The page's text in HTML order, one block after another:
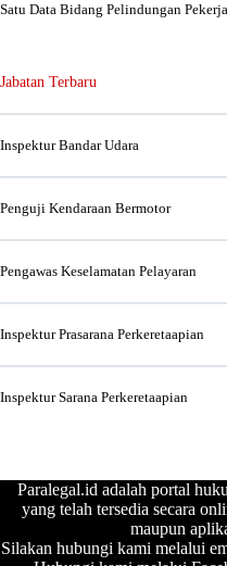
Satu Data Bidang Pelindungan
Jabatan Terbaru
Inspektur Bandar Udara
Penguji Kendaraan Bermotor
Pengawas Keselamatan Pelayaran
Inspektur Prasarana Perkeretaapian
Inspektur Sarana Perkeretaapian
Paralegal.id adalah portal
yang telah tersedia secara
maupun
Silakan hubungi kami melalui